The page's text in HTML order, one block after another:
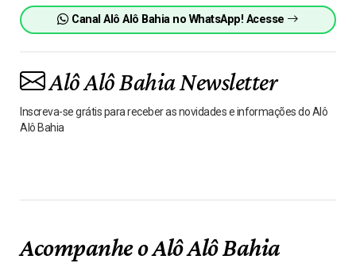
Canal Alô Alô Bahia no WhatsApp! Acesse
Alô Alô Bahia Newsletter
Inscreva-se grátis para receber as novidades e informações do Alô
Alô Bahia
Acompanhe o Alô Alô Bahia